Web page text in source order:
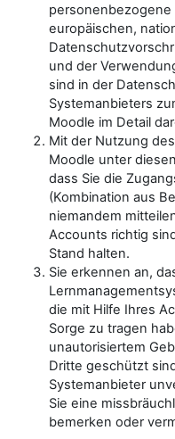
personenbezogene
europäischen,
und der
sind in der
Systemanbieters
Moodle im Detail
Mit der Nutzung
Moodle unter
dass Sie die
(Kombination aus
niemandem
Accounts richtig
Stand halten.
Sie erkennen an,
die mit Hilfe Ihres
Sorge zu tragen
unautorisiertem
Dritte geschützt
Systemanbieter
Sie eine
bemerken oder